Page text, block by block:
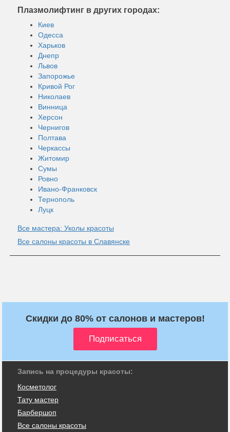
Плазмолифтинг в других городах:
Киев
Одесса
Харьков
Днепр
Львов
Запорожье
Кривой Рог
Николаев
Винница
Херсон
Чернигов
Полтава
Черкассы
Житомир
Сумы
Ровно
Ивано-Франковск
Тернополь
Луцк
Все мастера: Уколы красоты
Все салоны красоты в Славянске
Скидки до 80% от салонов и мастеров!
Запись на процедуры красоты:
Косметолог
Тату мастер
Барбершоп
Все салоны красоты